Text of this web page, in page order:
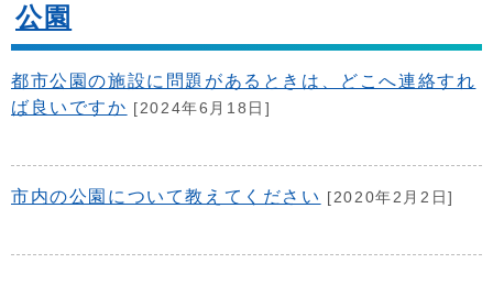
公園
都市公園の施設に問題があるときは、どこへ連絡すれ
ば良いですか [2024年6月18日]
市内の公園について教えてください [2020年2月2日]